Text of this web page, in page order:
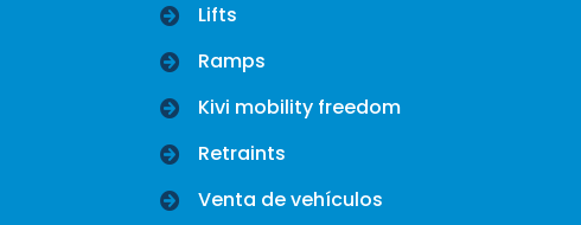
Lifts
Ramps
Kivi mobility freedom
Retraints
Venta de vehículos